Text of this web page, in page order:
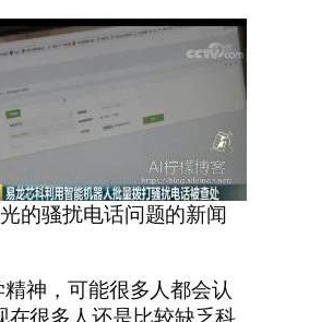
的骚扰电话问题的新闻
神，可能很多人都会认
在很多人还是比较缺乏科